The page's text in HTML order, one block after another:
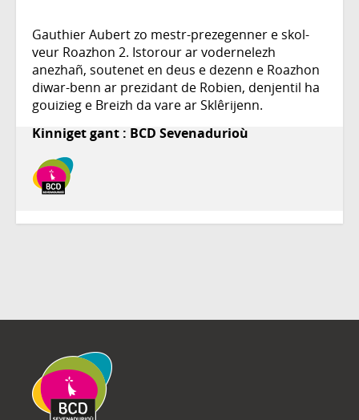
Gauthier Aubert zo mestr-prezegenner e skol-
veur Roazhon 2. Istorour ar vodernelezh
anezhañ, soutenet en deus e dezenn e Roazhon
diwar-benn ar prezidant de Robien, denjentil ha
gouizieg e Breizh da vare ar Sklêrijenn.
Kinniget gant : BCD Sevenadurioù